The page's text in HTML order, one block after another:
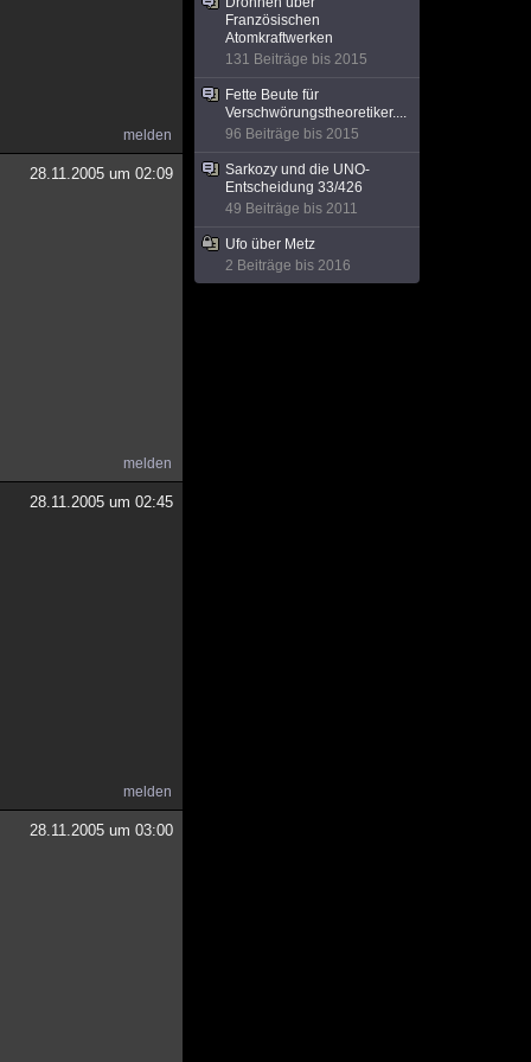
melden
28.11.2005 um 02:09
melden
28.11.2005 um 02:45
melden
28.11.2005 um 03:00
Französischen
Atomkraftwerken
131 Beiträge bis 2015
Fette Beute für
Verschwörungstheoretiker....
96 Beiträge bis 2015
Sarkozy und die UNO-
Entscheidung 33/426
49 Beiträge bis 2011
Ufo über Metz
2 Beiträge bis 2016